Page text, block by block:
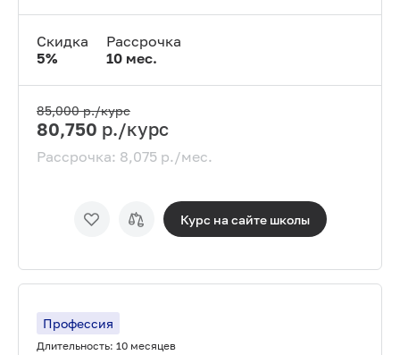
Скидка
5%
Рассрочка
10 мес.
85,000р./курс
80,750 р./курс
Рассрочка: 8,075 р./мес.
Курс на сайте школы
Профессия
Длительность: 10 месяцев